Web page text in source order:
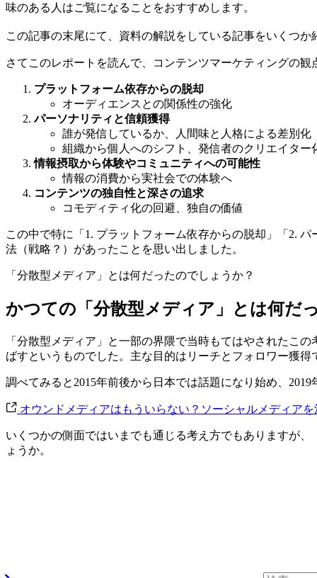
味のある人はご覧になることをおすすめします。
この記事の末尾にて、資料の解説をしている記事をいくつか
さてこのレポートを読んで、コンテンツマーケティングの
プラットフォーム依存からの脱却
オーディエンスとの関係性の強化
パーソナリティと信頼獲得
誰が発信しているか、人間味と人格による差別化
組織から個人へのシフト、発信者のクリエイター
情報摂取から体験やコミュニティへの可能性
情報の消費から実社会での体験へ
コンテンツの独自性と深さの追求
コモディティ化の回避、独自の価値
この中で特に「1. プラットフォーム依存からの脱却」「2.
法（戦略？）があったことを思い出しました。
「分散型メディア」とは何だったのでしょうか？
かつての「分散型メディア」とは何だ
「分散型メディア」と一部の界隈で当時もてはやされたこ
ばすというものでした。主な目的はリーチとフォロワー獲得
調べてみると2015年前後から日本では話題になり始め、
オウンドメディアはもういらない？ソーシャルメディア
いくつかの側面ではいまでも通じる考え方でもありますが
ょうか。